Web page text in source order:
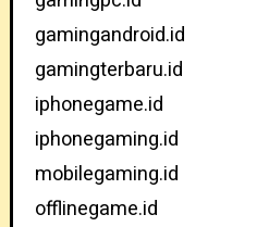
gamingandroid.id
gamingterbaru.id
iphonegame.id
iphonegaming.id
mobilegaming.id
offlinegame.id